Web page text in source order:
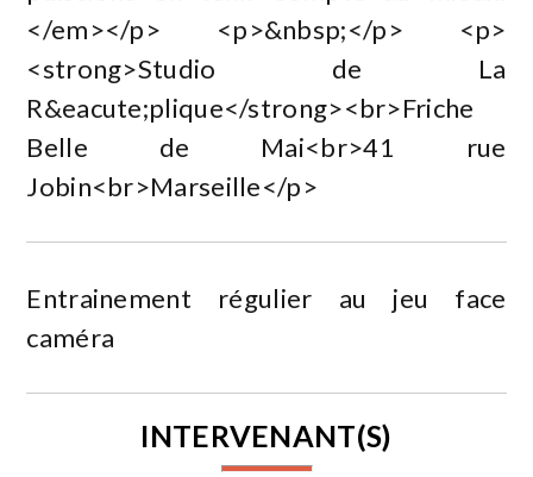
</em></p> <p>&nbsp;</p> <p>
<strong>Studio de La
R&eacute;plique</strong><br>Friche
Belle de Mai<br>41 rue
Jobin<br>Marseille</p>
Entrainement régulier au jeu face
caméra
INTERVENANT(S)